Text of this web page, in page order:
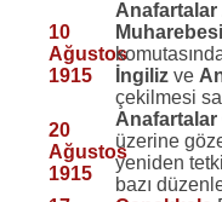
10
Ağustos
1915
Anafartalar
Muharebesi
İngiliz ve
çekilmesi
20
Ağustos
1915
üzerine
yeniden
bazı